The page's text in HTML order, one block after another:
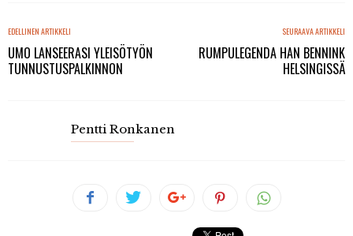
EDELLINEN ARTIKKELI
UMO LANSEERASI YLEISÖTYÖN
TUNNUSTUSPALKINNON
SEURAAVA ARTIKKELI
RUMPULEGENDA HAN BENNINK
HELSINGISSÄ
Pentti Ronkanen